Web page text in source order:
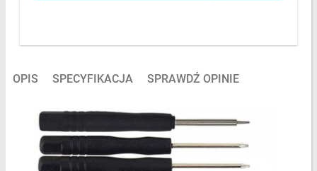
OPIS SPECYFIKACJA SPRAWDŹ OPINIE